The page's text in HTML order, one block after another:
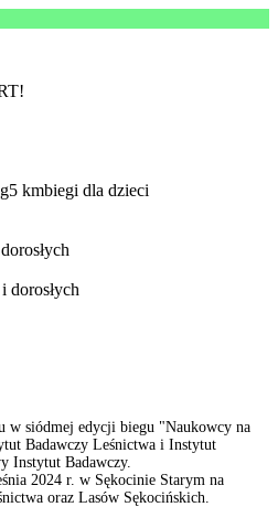
5 kmbiegi dla dzieci
dorosłych
w siódmej edycji biegu "Naukowcy na
Badawczy Leśnictwa i Instytut
Instytut Badawczy.
2024 r. w Sękocinie Starym na
oraz Lasów Sękocińskich.